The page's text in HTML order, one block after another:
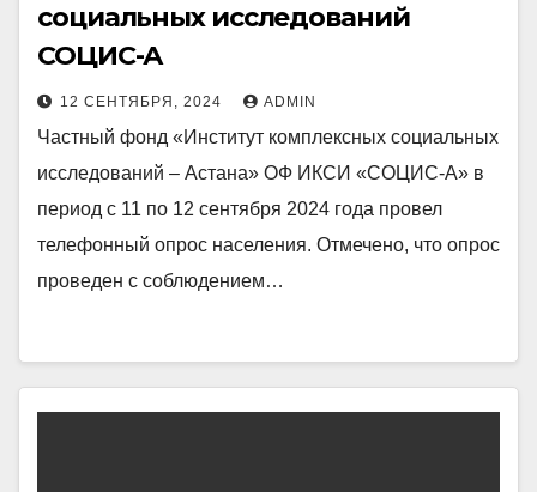
социальных исследований
СОЦИС-А
12 СЕНТЯБРЯ, 2024 ADMIN
Частный фонд «Институт комплексных социальных
исследований – Астана» ОФ ИКСИ «СОЦИС-А» в
период с 11 по 12 сентября 2024 года провел
телефонный опрос населения. Отмечено, что опрос
проведен с соблюдением…